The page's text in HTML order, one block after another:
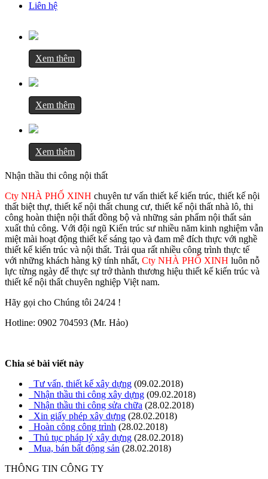
Liên hệ
Trang chủ
Tư vấn, thiết kế xây dựng
Nhận thầu thi công xây dựng
Xin giấy phép xây dựng
Hoàn công công trình
Đơn giá
Đơn giá thiết kế
Đơn giá thi công phần thô là gì?
Tư vấn xây dựng
Mẫu nhà
NHÀ PHỐ
Nhà phố hiện đại
BIỆT THỰ
Công trình
NHÀ PHỐ
BIỆT THỰ
Thủ tục pháp lý
Xin phép sửa chữa xây dựng
Điều chỉnh giấy phép xây dựng
Hoàn công công trình
Khuyến mãi
Tin tức
Bất động sản
Mua, bán nhà
Mua, bán đất
Tuyển dụng
Liên hệ
Trang chủ
Xem thêm
Xem thêm
Xem thêm
Nhận thầu thi công nội thất
Cty NHÀ PHỐ XINH chuyên tư vấn thiết kế kiến trúc, thiết kế nội
thất biệt thự, thiết kế nội thất chung cư, thiết kế nội thất nhà lô, thi
công hoàn thiện nội thất đồng bộ và những sản phẩm nội thất sản
xuất thủ công. Với đội ngũ Kiến trúc sư nhiều năm kinh nghiệm vẫn
miệt mài hoạt động thiết kế sáng tạo và đam mê đích thực với nghề
thiết kế kiến trúc và nội thất. Trải qua rất nhiều công trình thực tế
với những khách hàng kỹ tính nhất, Cty NHÀ PHỐ XINH luôn nỗ
lực từng ngày để thực sự trở thành thương hiệu thiết kế kiến trúc và
thiết kế nội thất chuyên nghiệp Việt nam.
Hãy gọi cho Chúng tôi 24/24 !
Hotline: 0902 704593 (Mr. Hảo)
Chia sẻ bài viết này
Tư vấn, thiết kế xây dựng (09.02.2018)
Nhận thầu thi công xây dựng (09.02.2018)
Nhận thầu thi công sửa chữa (28.02.2018)
Xin giấy phép xây dựng (28.02.2018)
Hoàn công công trình (28.02.2018)
Thủ tục pháp lý xây dựng (28.02.2018)
Mua, bán bất động sản (28.02.2018)
THÔNG TIN CÔNG TY